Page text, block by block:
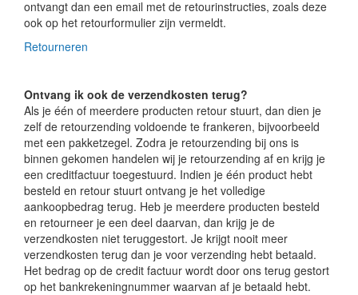
ontvangt dan een email met de retourinstructies, zoals deze
ook op het retourformulier zijn vermeldt.
Retourneren
Ontvang ik ook de verzendkosten terug?
Als je één of meerdere producten retour stuurt, dan dien je
zelf de retourzending voldoende te frankeren, bijvoorbeeld
met een pakketzegel. Zodra je retourzending bij ons is
binnen gekomen handelen wij je retourzending af en krijg je
een creditfactuur toegestuurd. Indien je één product hebt
besteld en retour stuurt ontvang je het volledige
aankoopbedrag terug. Heb je meerdere producten besteld
en retourneer je een deel daarvan, dan krijg je de
verzendkosten niet teruggestort. Je krijgt nooit meer
verzendkosten terug dan je voor verzending hebt betaald.
Het bedrag op de credit factuur wordt door ons terug gestort
op het bankrekeningnummer waarvan af je betaald hebt.